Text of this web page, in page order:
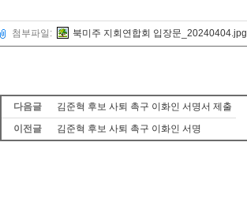
첨부파일: 북미주 지회연합회 입장문_20240404.jpg
다음글
김준혁 후보 사퇴 촉구 이화인 서명서 제출
이전글
김준혁 후보 사퇴 촉구 이화인 서명